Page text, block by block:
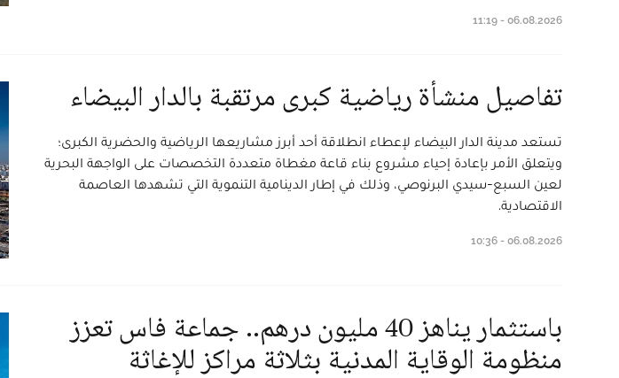
06.08.2026 - 11:19
تفاصيل منشأة رياضية كبرى مرتقبة بالدار البيضاء
تستعد مدينة الدار البيضاء لإعطاء انطلاقة أحد أبرز مشاريعها الرياضية والحضرية الكبرى؛
ويتعلق الأمر بإعادة إحياء مشروع بناء قاعة مغطاة متعددة التخصصات على الواجهة البحرية
لعين السبع-سيدي البرنوصي، وذلك في إطار الدينامية التنموية التي تشهدها العاصمة
الاقتصادية.
06.08.2026 - 10:36
باستثمار يناهز 40 مليون درهم.. جماعة فاس تعزز
منظومة الوقاية المدنية بثلاثة مراكز للإغاثة